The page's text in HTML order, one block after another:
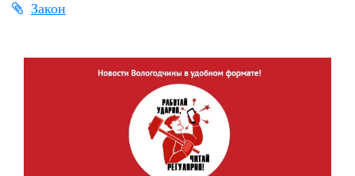
Закон